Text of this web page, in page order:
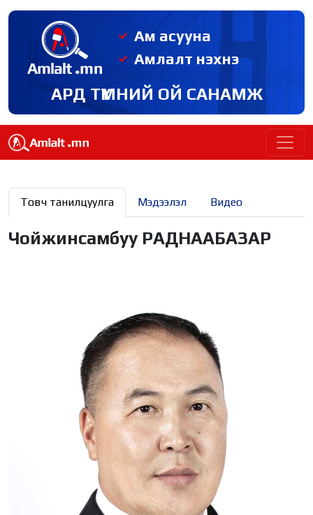
Ам асууна
Амлалт нэхнэ
АРД ТҮМНИЙ ОЙ САНАМЖ
Товч танилцуулга Мэдээлэл Видео
Чойжинсамбуу РАДНААБАЗАР